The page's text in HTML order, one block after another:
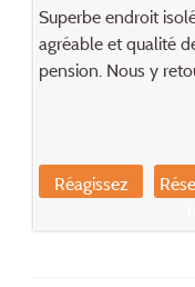
Superbe endroit
agréable et qualité
pension. Nous y
Réagissez